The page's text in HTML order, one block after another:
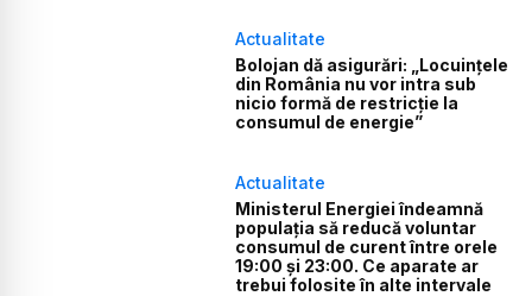
Actualitate
Bolojan dă asigurări: „Locuințele
din România nu vor intra sub
nicio formă de restricție la
consumul de energie”
Actualitate
Ministerul Energiei îndeamnă
populația să reducă voluntar
consumul de curent între orele
19:00 și 23:00. Ce aparate ar
trebui folosite în alte intervale